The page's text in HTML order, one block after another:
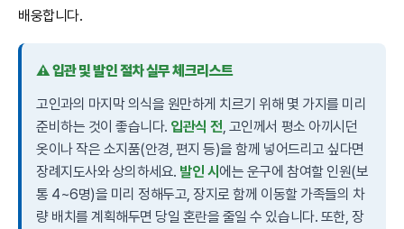
배웅합니다.
⚠️ 입관 및 발인 절차 실무 체크리스트
고인과의 마지막 의식을 원만하게 치르기 위해 몇 가지를 미리
준비하는 것이 좋습니다. 입관식 전, 고인께서 평소 아끼시던
옷이나 작은 소지품(안경, 편지 등)을 함께 넣어드리고 싶다면
장례지도사와 상의하세요. 발인 시에는 운구에 참여할 인원(보
통 4~6명)을 미리 정해두고, 장지로 함께 이동할 가족들의 차
량 배치를 계획해두면 당일 혼란을 줄일 수 있습니다. 또한, 장